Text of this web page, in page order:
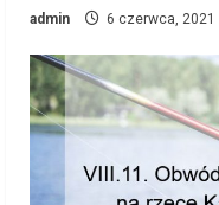
admin 6 czerwca, 2021